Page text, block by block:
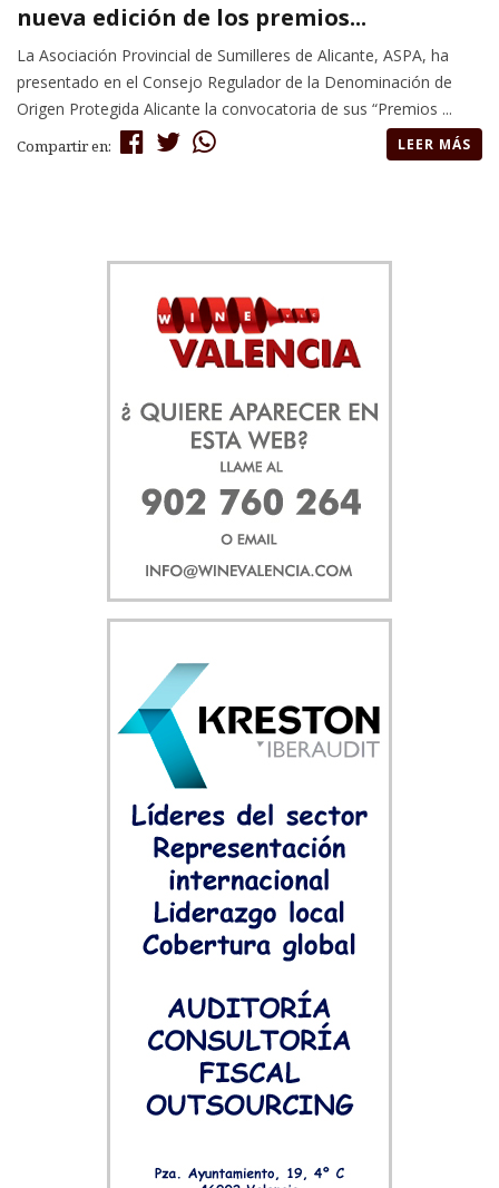
nueva edición de los premios...
La Asociación Provincial de Sumilleres de Alicante, ASPA, ha
presentado en el Consejo Regulador de la Denominación de
Origen Protegida Alicante la convocatoria de sus “Premios ...
Compartir en: LEER MÁS